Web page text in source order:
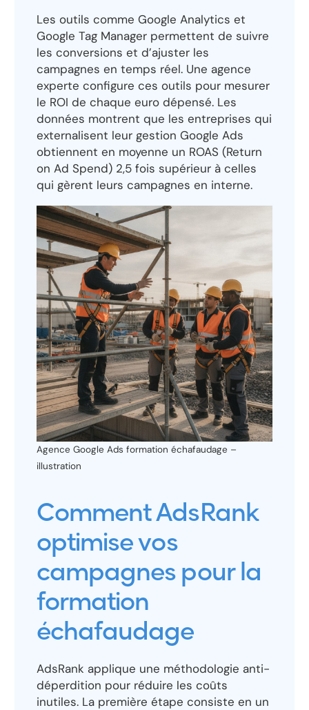
Les outils comme Google Analytics et
Google Tag Manager permettent de suivre
les conversions et d’ajuster les
campagnes en temps réel. Une agence
experte configure ces outils pour mesurer
le ROI de chaque euro dépensé. Les
données montrent que les entreprises qui
externalisent leur gestion Google Ads
obtiennent en moyenne un ROAS (Return
on Ad Spend) 2,5 fois supérieur à celles
qui gèrent leurs campagnes en interne.
Agence Google Ads formation échafaudage –
illustration
Comment AdsRank
optimise vos
campagnes pour la
formation
échafaudage
AdsRank applique une méthodologie anti-
déperdition pour réduire les coûts
inutiles. La première étape consiste en un